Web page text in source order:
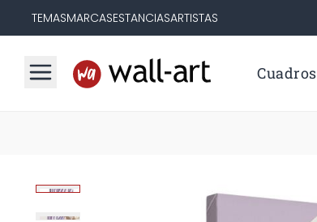
TEMASMARCASESTANCIASARTISTAS
Cuadros